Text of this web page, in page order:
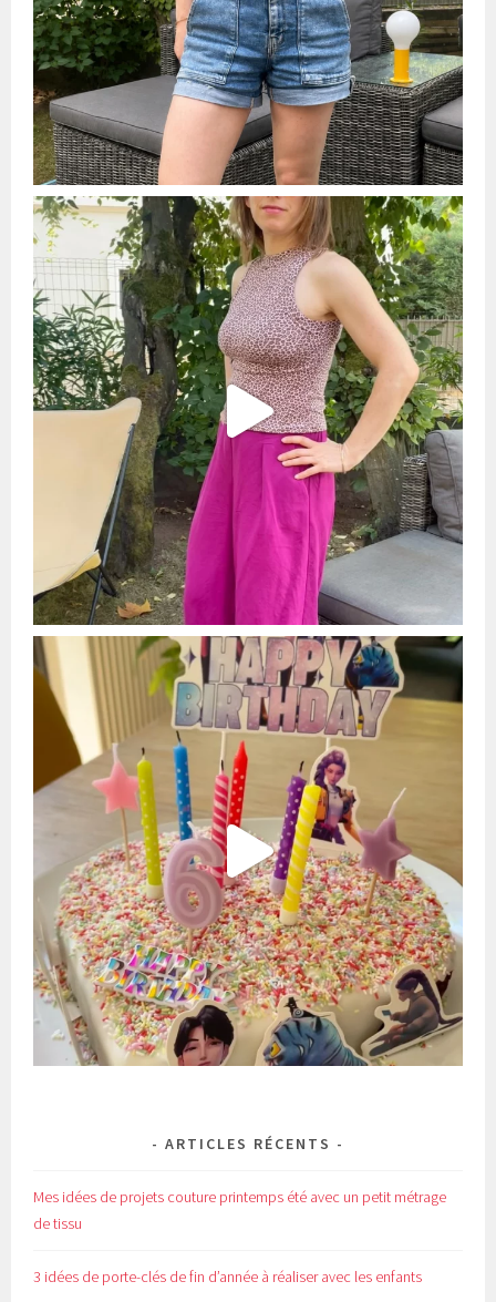
ARTICLES RÉCENTS
Mes idées de projets couture printemps été avec un petit métrage
de tissu
3 idées de porte-clés de fin d’année à réaliser avec les enfants